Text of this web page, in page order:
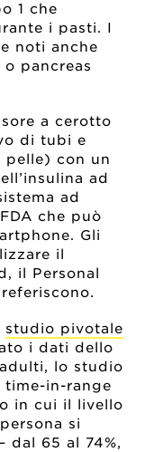
1 che
i pasti. I
noti anche
pancreas
a cerotto
di tubi e
pelle) con un
ad
ad
che può
Gli
il
il Personal
studio pivotale
i dati dello
lo studio
in-range
in cui il livello
si
dal 65 al 74%,